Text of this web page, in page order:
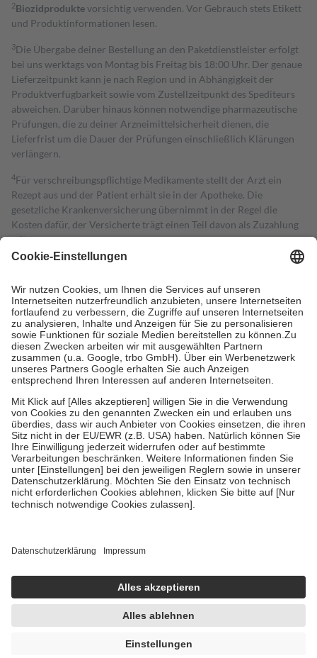
2Biozidproduktevorsichtig verwenden. Vor Gebrauch stets Etikett
und Produktinformationen lesen.
3Die Übergabe deiner Bestellung an den Paketdienstleister erfolgt
bei uns werktags von Montag bis Freitag bis 18:00 Uhr. Der genaue
Lieferzeitpunkt kann je nach Region und in Abhängigkeit der
Produktverfügbarkeit sowie vom Zustellzeitpunkt des Spediteurs
abweichen. Darüber hinaus können notwendige pharmazeutische
Prüfungen, die zu deiner Arzneimittelsicherheit dienen, die
Lieferfrist um die Dauer der Prüfungen einschließlich Klärungen
verlängern.
4Für verschreibungspflichtige Medikamente stellt der Arzt ein
Rezept aus und der Patient erhält sie in der Apotheke. Die
gesetzliche Krankenversicherung übernimmt in der Regel die
Kosten dafür, der Versicherte trägt einen Teil davon als Zuzahlung
mit.
Grundsätzlich leisten Mitglieder Zuzahlungen in Höhe von zehn
höchstens zehn Euro.
Es sind jedoch nie mehr als die tatsächlichen
Kosten der Leistung zu entrichten.
Diese Regeln gelten grundsätzlich auch für Online-Apotheken.
Bei Heilmitteln und häuslicher Krankenpflege beträgt die
Zuzahlung zehn Prozent der Kosten sowie zehn Euro je
Verordnung.
Um das Engagement der Versicherten für ihre eigene Gesundheit zu
stärken und die besondere Stellung der Familie zu unterstützen,
fallenkeine Zuzahlungenan bei:
• Kindern und Jugendlichen bis zum vollendeten 18. Lebensjahr
mit Ausnahme der Fahrkosten
• Untersuchungen zur Vorsorge und Früherkennung, die von der
GKV getragen werden
• empfohlenen Schutzimpfungen
• Harn- und Blutteststreifen
getroffen, um sicherzustellen, dass es sich um echte Bewertungen
https://help.etrusted.com/hc/de/articles/4419944605341
Einige Bilder und Inhalte wurden unter Zuhilfenahme künstlicher